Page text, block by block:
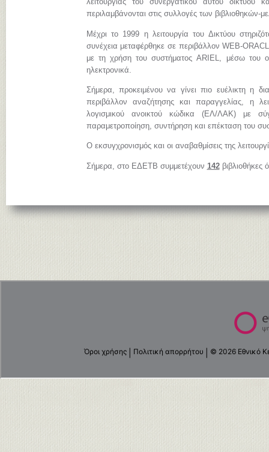
περιλαμβάνονται στις συλλογές των βιβλιοθηκών-
Μέχρι το 1999 η λειτουργία του Δικτύου
συνέχεια μεταφέρθηκε σε περιβάλλον WEB-
με τη χρήση του συστήματος ARIEL, μέσω του
ηλεκτρονικά.
Σήμερα, προκειμένου να γίνει πιο ευέλικτη η
περιβάλλον αναζήτησης και παραγγελίας, η
λογισμικού ανοικτού κώδικα (ΕΛ/ΛΑΚ) με
παραμετροποίηση, συντήρηση και επέκταση του
Ο εκσυγχρονισμός και οι αναβαθμίσεις της
Σήμερα, στο ΕΔΕΤΒ συμμετέχουν 142βιβλιοθήκες